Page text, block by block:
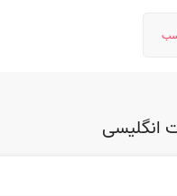
انگلیسی